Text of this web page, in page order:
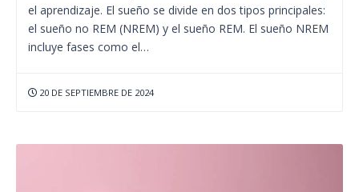
el aprendizaje. El sueño se divide en dos tipos principales:
el sueño no REM (NREM) y el sueño REM. El sueño NREM
incluye fases como el…
20 DE SEPTIEMBRE DE 2024